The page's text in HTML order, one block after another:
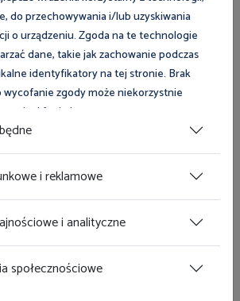
niepełnosprawnych, mają prawo
czasu zwolnienia udzielonego w
spraw osobistych także w innym
którym korzystali ze zwolnienia.
komisja wskazała, że
jednak kwestia dopuszczalności
oraz tygodniowej normy czasu pracy.
tym zakresie, należy pamiętać, iż
jak i tygodniowa norma czasu pracy
objętych regulacjami art.
mają charakter sztywny. Zauważyć
do przechowywania i/lub uzyskiwania
o urządzeniu. Zgoda na te technologie
dane, takie jak zachowanie podczas
identyfikatory na tej stronie. Brak
wycofanie zgody może niekorzystnie
cechy i funkcje.
jest dobrowolna i można ją wycofać lub
momencie klikając w przycisk
dolnym rogu strony. Więcej informacji
i reklamowe
i analityczne
społecznościowe